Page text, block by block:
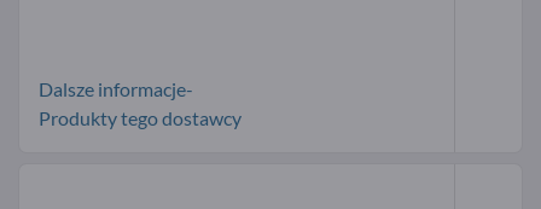
Dalsze informacje-
Produkty tego dostawcy